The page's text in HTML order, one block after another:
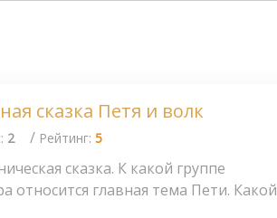
сказка Петя и волк
2 / Рейтинг: 5
сказка. К какой группе
относится главная тема Пети. Какой